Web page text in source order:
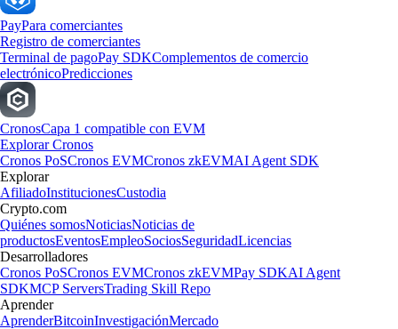
PayPara comerciantes
Registro de comerciantes
Terminal de pagoPay SDKComplementos de comercio
electrónicoPredicciones
CronosCapa 1 compatible con EVM
Explorar Cronos
Cronos PoSCronos EVMCronos zkEVMAI Agent SDK
Explorar
AfiliadoInstitucionesCustodia
Crypto.com
Quiénes somosNoticiasNoticias de
productosEventosEmpleoSociosSeguridadLicencias
Desarrolladores
Cronos PoSCronos EVMCronos zkEVMPay SDKAI Agent
SDKMCP ServersTrading Skill Repo
Aprender
AprenderBitcoinInvestigaciónMercado